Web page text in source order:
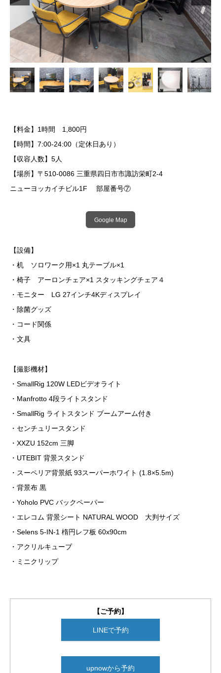
【料金】1時間 1,800円
【時間】7:00-24:00（定休日あり）
【収容人数】5人
【場所】 〒510-0086 三重県四日市市諏訪栄町2-4
ニューヨッカイチビル1F 部屋番号⑦
Google Map
【設備】
・机 ソロワーク用×1 丸テーブル×1
・椅子 アーロンチェア×1 スタッキングチェア４
・モニター LG 27インチ4Kディスプレイ
・除菌グッズ
・コード関係
・文具
【撮影機材】
・SmallRig 120W LEDビデオライト
・Manfrotto 4段ライトスタンド
・SmallRig ライトスタンド ブームアーム付き
・センチュリースタンド
・XXZU 152cm 三脚
・UTEBIT 背景スタンド
・スーペリア背景紙 93スーパーホワイト (1.8×5.5m)
・背景布 黒
・Yoholo PVC バックペーパー
・エレコム 背景シート NATURAL WOOD 大判サイズ
・Selens 5-IN-1 楕円レフ板 60x90cm
・アクリルキューブ
・ミニクリップ
【ご予約】
LINEで予約
upnowから予約